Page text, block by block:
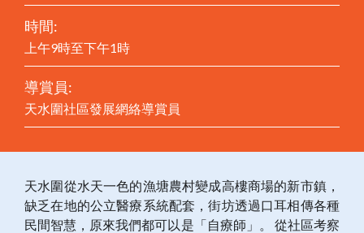
時間:
上午9時至下午1時
導賞員:
天水圍社區發展網絡導賞員
天水圍從水天一色的漁塘農村變成高樓商場的新市鎮，
缺乏在地的公立醫療系統配套，街坊透過口耳相傳各種
民間智慧，原來我們都可以是「自療師」。 從社區考察